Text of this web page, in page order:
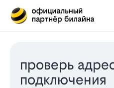
проверь адрес
подключения